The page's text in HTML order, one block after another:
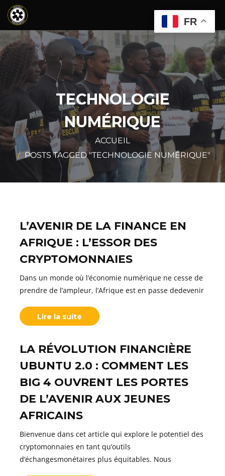
TECHNOLOGIE
NUMÉRIQUE
ACCUEIL
POSTS TAGGED "TECHNOLOGIE NUMÉRIQUE"
L’AVENIR DE LA FINANCE EN
AFRIQUE : L’ESSOR DES
CRYPTOMONNAIES
Dans un monde où l’économie numérique ne cesse de
prendre de l’ampleur, l’Afrique est en passe dedevenir
Lire la suite
LA RÉVOLUTION FINANCIÈRE
UBUNTU 2.0 : COMMENT LES
BIG 4 OUVRENT LES PORTES
DE L’AVENIR AUX JEUNES
AFRICAINS
Bienvenue dans cet article qui explore le potentiel des
cryptomonnaies en tant qu’outils
d’échangesmonétaires plus équitables. Nous
FR